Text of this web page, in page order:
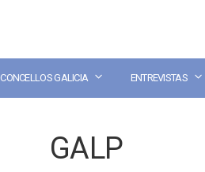
CONCELLOS GALICIA ENTREVISTAS
GALP